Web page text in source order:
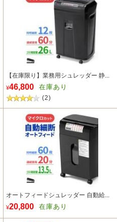
【在庫限り】業務用シュレッダー 静...
¥46,800 在庫あり
(2)
オートフィードシュレッダー 自動給...
¥20,800 在庫あり